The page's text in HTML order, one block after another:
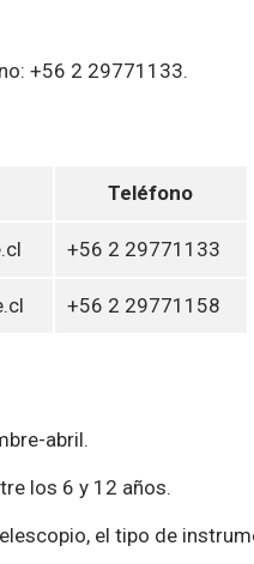
+56 2 29771133.
Teléfono
+56 2 29771133
+56 2 29771158
abril.
los 6 y 12 años.
el tipo de